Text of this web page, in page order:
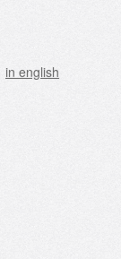
in english